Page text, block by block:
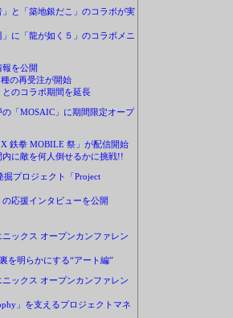
と「築地銀だこ」のコラボが実
」に「龍が如く５」のコラボメニ
を公開
の再受注が開始
とのコラボ期間を延長
の「MOSAIC」に期間限定オープ
鉄拳 MOBILE 祭」が配信開始
に敵を何人倒せるかに挑戦!!
掘プロジェクト「Project
応援インタビューを公開
ックス オープンカンファレン
を明らかにする“アート編”
ックス オープンカンファレン
」を支えるプロジェクトマネ